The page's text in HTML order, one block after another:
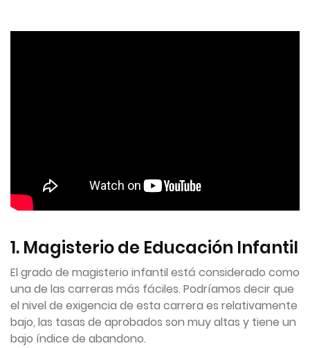
1. Magisterio de Educación Infantil
El grado de magisterio infantil está considerado como
una de las carreras más fáciles. Podríamos decir que
el nivel de exigencia de esta carrera es relativamente
bajo, las tasas de aprobados son muy altas y tiene un
bajo índice de abandono.